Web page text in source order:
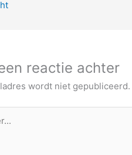
reactie achter
wordt niet gepubliceerd.